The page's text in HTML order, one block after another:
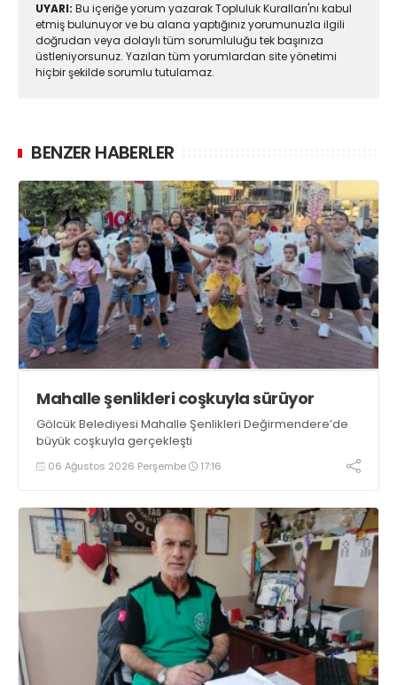
UYARI: Bu içeriğe yorum yazarak Topluluk Kuralları'nı kabul
etmiş bulunuyor ve bu alana yaptığınız yorumunuzla ilgili
doğrudan veya dolaylı tüm sorumluluğu tek başınıza
üstleniyorsunuz. Yazılan tüm yorumlardan site yönetimi
hiçbir şekilde sorumlu tutulamaz.
BENZER HABERLER
Mahalle şenlikleri coşkuyla sürüyor
Gölcük Belediyesi Mahalle Şenlikleri Değirmendere’de
büyük coşkuyla gerçekleşti
06 Ağustos 2026 Perşembe 17:16